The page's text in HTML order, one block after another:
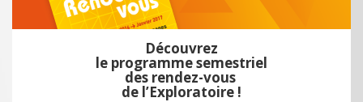
Découvrez
le programme semestriel
des rendez-vous
de l’Exploratoire !